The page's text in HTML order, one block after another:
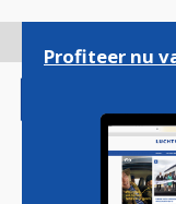
gaan
Profiteer nu